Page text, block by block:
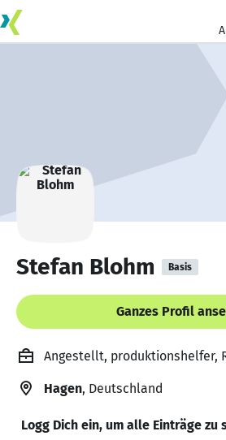
Stefan Blohm Basis
Ganzes Profil
Angestellt, produktionshelfer,
Hagen, Deutschland
Logg Dich ein, um alle Einträge zu